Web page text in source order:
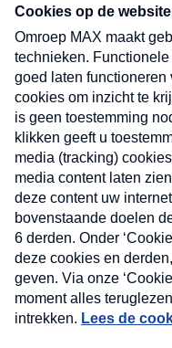
nieuwsbrief. Elke
uw mailbox.
Nieuwsbrief
Neem hier een
nieuwsbrief. Elke